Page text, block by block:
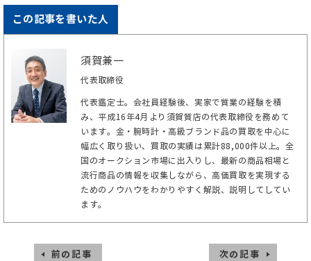
この記事を書いた人
須賀兼一
代表取締役
代表鑑定士。会社員経験後、実家で質業の経験を積
み、平成16年4月より須賀質店の代表取締役を務めて
います。金・腕時計・高級ブランド品の買取を中心に
幅広く取り扱い、買取の実績は累計88,000件以上。全
国のオークション市場に出入りし、最新の商品相場と
流行商品の情報を収集しながら、高価買取を実現する
ためのノウハウをわかりやすく解説、説明してしてい
ます。
前の記事 次の記事